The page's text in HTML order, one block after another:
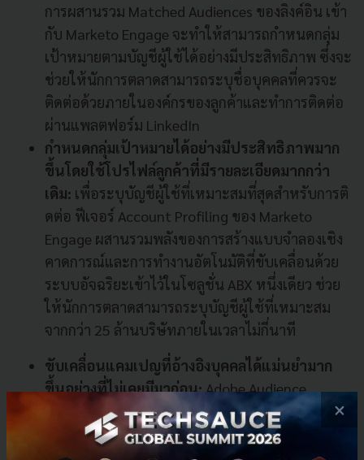
การผสานรวม Matched Audiences ของลิงค์อิน เข้า
กับ Marketo Engage จะทำให้สามารถกำหนดกลุ่ม
เป้าหมายตามบัญชีผู้ใช้ได้อย่างมีประสิทธิภาพ ซึ่งจะ
ช่วยให้นักการตลาดสามารถระบุชื่อบุคคลที่ควรจะ
ติดต่อด้วยภายในองค์กรของลูกค้าและทำการติดต่อ
ผ่านแพลตฟอร์ม LinkedIn
กำหนดกลุ่มเป้าหมายได้อย่างมีประสิทธิภาพมาก
ขึ้นโดยใช้โปรไฟล์ลูกค้าที่มีรายละเอียดมากกว่า
เดิม: เพื่อระบุบัญชีผู้ใช้ที่เหมาะสมที่สุดสำหรับการติ
ดต่อ ฟีเจอร์ Account Profiling ของ Marketo
Engage ผสานรวมพลังของการสร้างแบบจำลองเชิง
คาดการณ์และการทำงานอัตโนมัติที่ขับเคลื่อนด้วย
ระบบอัจฉริยะเข้าไว้ในโซลูชั่น ABX หนึ่งเดียว ช่วย
ให้นักการตลาดสามารถระบุบัญชีผู้ใช้ที่เหมาะสม
จากกว่า 25 ล้านบริษัทภายในเวลาไม่กี่นาที
ขับเคลื่อนแคมเปญที่อ้างอิงบุคคลได้แม่นยำมาก
ขึ้นอย่างที่ไม่เคยมีมาก่อน:Adobe Audience
ซึ่งเป็นแพลตฟอร์มการจัดการข้อมูล
Data Management Platform-DMP)ที่ทำงาน
บนAzureจะช่วยให้แบรนด์ต่างๆ สามารถผนวกรวม
×